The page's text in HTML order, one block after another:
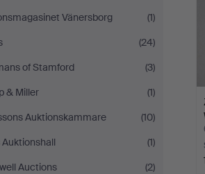
Vänersborg
(1)
(24)
of Stamford
(3)
& Miller
(1)
Auktionskammare
(10)
Auktionshall
(1)
Auctions
(2)